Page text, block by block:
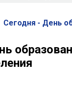
Сегодня - День